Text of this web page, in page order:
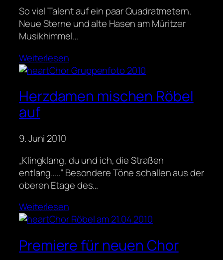
So viel Talent auf ein paar Quadratmetern.
Neue Sterne und alte Hasen am Müritzer
Musikhimmel…
Weiterlesen
Herzdamen mischen Röbel
auf
9. Juni 2010
„Klingklang, du und ich, die Straßen
entlang…..“ Besondere Töne schallen aus der
oberen Etage des…
Weiterlesen
Premiere für neuen Chor